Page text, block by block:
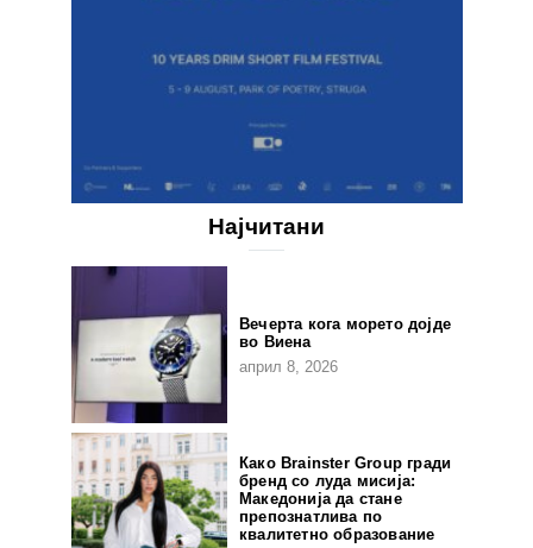
Најчитани
Вечерта кога морето дојде
во Виена
април 8, 2026
Како Brainster Group гради
бренд со луда мисија:
Македонија да стане
препознатлива по
квалитетно образование